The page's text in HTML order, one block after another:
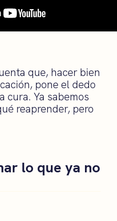
que, hacer bien
pone el dedo
cura. Ya sabemos
reaprender, pero
lo que ya no